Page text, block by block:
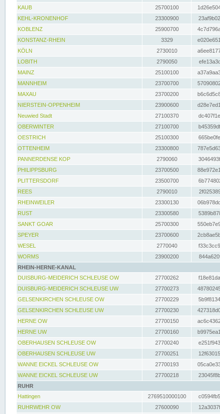
KAUB
25700100
KEHL-KRONENHOF
23300900
KOBLENZ
25900700
KONSTANZ-RHEIN
3329
KÖLN
2730010
LOBITH
2790050
MAINZ
25100100
MANNHEIM
23700700
MAXAU
23700200
NIERSTEIN-OPPENHEIM
23900600
Neuwied Stadt
27100370
OBERWINTER
27100700
OESTRICH
25100300
OTTENHEIM
23300800
PANNERDENSE KOP
2790060
PHILIPPSBURG
23700500
PLITTERSDORF
23500700
REES
2790010
RHEINWEILER
23300130
RUST
23300580
SANKT GOAR
25700300
SPEYER
23700600
WESEL
2770040
WORMS
23900200
RHEIN-HERNE-KANAL
DUISBURG-MEIDERICH SCHLEUSE OW
27700262
DUISBURG-MEIDERICH SCHLEUSE UW
27700273
GELSENKIRCHEN SCHLEUSE OW
27700229
GELSENKIRCHEN SCHLEUSE UW
27700230
HERNE OW
27700150
HERNE UW
27700160
OBERHAUSEN SCHLEUSE OW
27700240
OBERHAUSEN SCHLEUSE UW
27700251
WANNE EICKEL SCHLEUSE OW
27700193
WANNE EICKEL SCHLEUSE UW
27700218
RUHR
Hattingen
2769510000100
RUHRWEHR OW
27600090